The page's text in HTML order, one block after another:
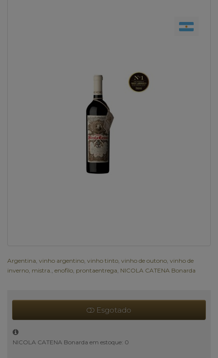
Argentina vinho argentino vinho tinto vinho de outono vinho de
inverno mistra. enofilo prontaentrega NICOLA CATENA Bonarda
Esgotado
NICOLA CATENA Bonarda em estoque: 0